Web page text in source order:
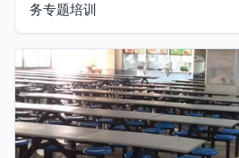
务专题培训